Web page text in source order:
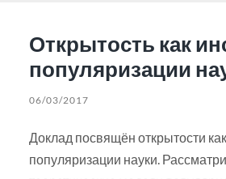
Открытость как
популяризации
06/03/2017
Доклад посвящён открытости
популяризации науки.